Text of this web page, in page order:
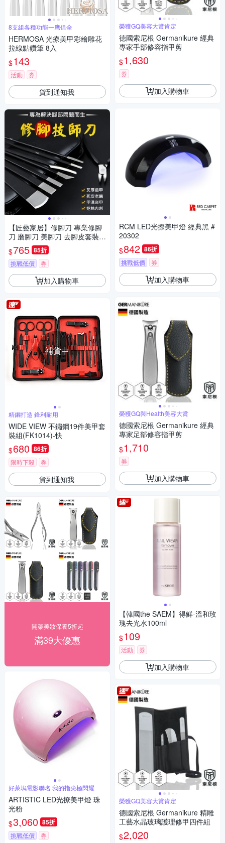
8支組各種功能一應俱全
HERMOSA 光療美甲彩繪雕花
拉線點鑽筆 8入
$143
活動 券
貨到通知我
【匠藝家居】修腳刀 專業修腳
刀 磨腳刀 美腳刀 去腳皮套裝
磨腳器 去死皮刀 剪腳刀（黑色
9件套）
$765 85折
挑戰低價 券
加入購物車
補貨中
精鋼打造 鋒利耐用
WIDE VIEW 不鏽鋼19件美甲套
裝組(FK1014)-快
$680 86折
限時下殺 券
貨到通知我
開架美妝保養5折起
滿39大優惠
好萊塢電影聯名 我的指尖極閃耀
ARTISTIC LED光撩美甲燈 珠
光粉
$3,060 85折
挑戰低價 券
榮獲GQ美容大賞肯定
德國索尼根 Germanikure 經典
專家手部修容指甲剪
$1,630
券
加入購物車
RCM LED光撩美甲燈 經典黑 #
20302
$842 86折
挑戰低價 券
加入購物車
榮獲GQ與Health美容大賞
德國索尼根 Germanikure 經典
專家足部修容指甲剪
$1,710
券
加入購物車
【韓國the SAEM】得鮮-溫和玫
瑰去光水100ml
$109
活動 券
加入購物車
榮獲GQ美容大賞肯定
德國索尼根 Germanikure 精雕
工藝水晶玻璃護理修甲四件組
$2,020